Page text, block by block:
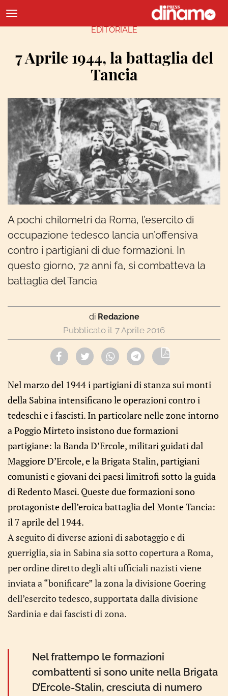
EDITORIALE
7 Aprile 1944, la battaglia del
Tancia
A pochi chilometri da Roma, l’esercito di
occupazione tedesco lancia un’offensiva
contro i partigiani di due formazioni. In
questo giorno, 72 anni fa, si combatteva la
battaglia del Tancia
di Redazione
7 Aprile 2016
Nel marzo del 1944 i partigiani di stanza sui monti
della Sabina intensificano le operazioni contro i
tedeschi e i fascisti. In particolare nelle zone intorno
a Poggio Mirteto insistono due formazioni
partigiane: la Banda D’Ercole, militari guidati dal
Maggiore D’Ercole, e la Brigata Stalin, partigiani
comunisti e giovani dei paesi limitrofi sotto la guida
di Redento Masci. Queste due formazioni sono
protagoniste dell’eroica battaglia del Monte Tancia:
il 7 aprile del 1944.
A seguito di diverse azioni di sabotaggio e di
guerriglia, sia in Sabina sia sotto copertura a Roma,
per ordine diretto degli alti ufficiali nazisti viene
inviata a “bonificare” la zona la divisione Goering
dell’esercito tedesco, supportata dalla divisione
Sardinia e dai fascisti di zona.
Nel frattempo le formazioni
combattenti si sono unite nella Brigata
D’Ercole-Stalin, cresciuta di numero